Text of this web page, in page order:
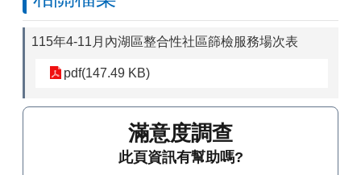
115年4-11月內湖區整合性社區篩檢服務場次表
pdf(147.49 KB)
滿意度調查
此頁資訊有幫助嗎?